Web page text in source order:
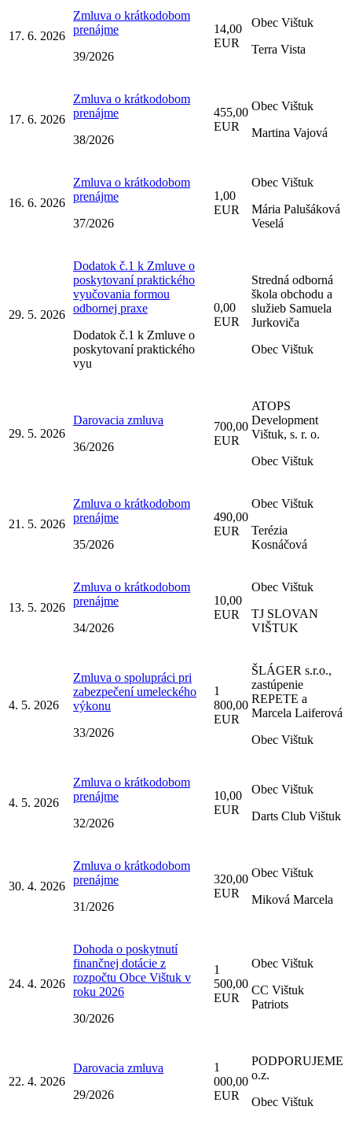
17. 6. 2026
Zmluva o krátkodobom
prenájme
39/2026
14,00
EUR
Obec Vištuk
Terra Vista
17. 6. 2026
Zmluva o krátkodobom
prenájme
38/2026
455,00
EUR
Obec Vištuk
Martina Vajová
16. 6. 2026
Zmluva o krátkodobom
prenájme
37/2026
1,00
EUR
Obec Vištuk
Mária Palušáková
Veselá
29. 5. 2026
Dodatok č.1 k Zmluve o
poskytovaní praktického
vyučovania formou
odbornej praxe
Dodatok č.1 k Zmluve o
poskytovaní praktického
vyu
0,00
EUR
Stredná odborná
škola obchodu a
služieb Samuela
Jurkoviča
Obec Vištuk
29. 5. 2026
Darovacia zmluva
36/2026
700,00
EUR
ATOPS
Development
Vištuk, s. r. o.
Obec Vištuk
21. 5. 2026
Zmluva o krátkodobom
prenájme
35/2026
490,00
EUR
Obec Vištuk
Terézia
Kosnáčová
13. 5. 2026
Zmluva o krátkodobom
prenájme
34/2026
10,00
EUR
Obec Vištuk
TJ SLOVAN
VIŠTUK
4. 5. 2026
Zmluva o spolupráci pri
zabezpečení umeleckého
výkonu
33/2026
1
800,00
EUR
ŠLÁGER s.r.o.,
zastúpenie
REPETE a
Marcela Laiferová
Obec Vištuk
4. 5. 2026
Zmluva o krátkodobom
prenájme
32/2026
10,00
EUR
Obec Vištuk
Darts Club Vištuk
30. 4. 2026
Zmluva o krátkodobom
prenájme
31/2026
320,00
EUR
Obec Vištuk
Miková Marcela
24. 4. 2026
Dohoda o poskytnutí
finančnej dotácie z
rozpočtu Obce Vištuk v
roku 2026
30/2026
1
500,00
EUR
Obec Vištuk
CC Vištuk
Patriots
22. 4. 2026
Darovacia zmluva
29/2026
1
000,00
EUR
PODPORUJEME
o.z.
Obec Vištuk